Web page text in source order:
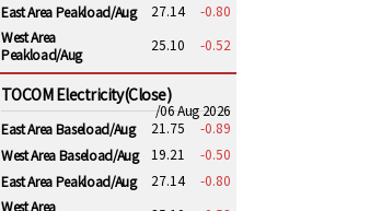
East Area Peakload/Aug
27.14
-0.80
West Area
Peakload/Aug
25.10 -0.52
TOCOM Electricity(Close)
/06 Aug 2026
East Area Baseload/Aug
21.75
-0.89
West Area Baseload/Aug
19.21
-0.50
East Area Peakload/Aug
27.14
-0.80
West Area